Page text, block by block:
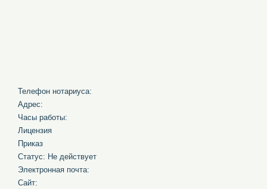
Телефон нотариуса:
Адрес:
Часы работы:
Лицензия
Приказ
Статус: Не действует
Электронная почта:
Сайт: